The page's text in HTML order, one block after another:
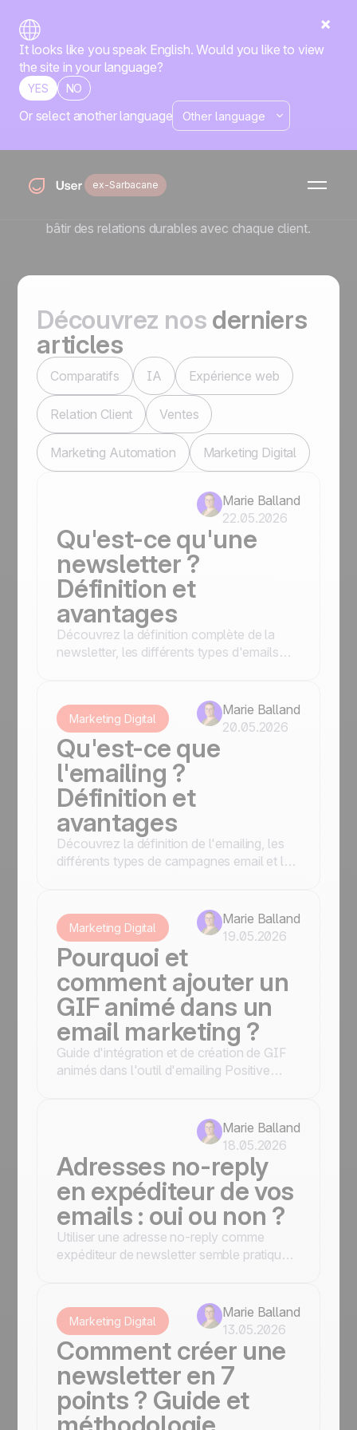
It looks like you speak English. Would you like to view
the site in your language?
YES NO
Or select another language
ex-Sarbacane
Le blog Positive User
humaine. Sur le blog Positive User, nous simplifions la
technologie pour que vous puissiez vous concentrer sur
bâtir des relations durables avec chaque client.
Découvrez nos derniers
articles
Comparatifs IA Expérience web
Relation Client Ventes
Marketing Automation Marketing Digital
Marie Balland
22.05.2026
Qu'est-ce qu'une
newsletter ?
Définition et
avantages
Découvrez la définition complète de la
newsletter, les différents types d'emails
Marketing Digital
Marie Balland
20.05.2026
Qu'est-ce que
l'emailing ?
Définition et
avantages
Découvrez la définition de l'emailing, les
différents types de campagnes email et les
Marketing Digital
Marie Balland
19.05.2026
Pourquoi et
comment ajouter un
GIF animé dans un
email marketing ?
Guide d'intégration et de création de GIF
animés dans l'outil d'emailing Positive
Marie Balland
18.05.2026
Adresses no-reply
en expéditeur de vos
emails : oui ou non ?
Utiliser une adresse no-reply comme
expéditeur de newsletter semble pratique,
quelles alternatives adopter.
Marketing Digital
Marie Balland
13.05.2026
Comment créer une
newsletter en 7
points ? Guide et